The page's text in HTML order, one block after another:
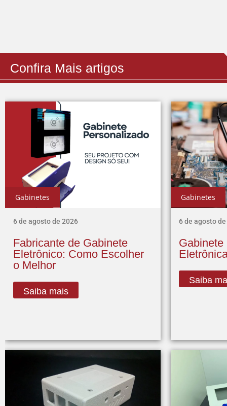
Confira Mais artigos
Gabinetes
6 de agosto de 2026
Fabricante de Gabinete
Eletrônico: Como Escolher
o Melhor
Saiba mais
Gabinetes
6 de agosto
Gabinete
Saiba